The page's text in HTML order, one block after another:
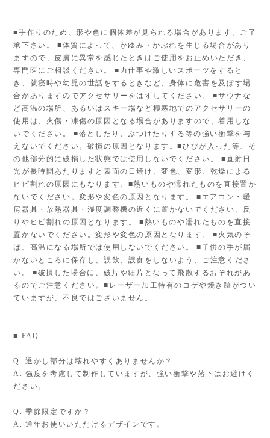
------------------------------------------
■手作りのため、形や色に個体差が見られる場合があります。ご了
承下さい。 ■体質によって、かゆみ・かぶれを生じる場合があり
ますので、皮膚に異常を感じたときはご使用をお止めいただき、
専門医にご相談ください。 ■力仕事や激しいスポーツをすると
き、就寝時や幼児の世話をするときなど、身体に危害を及ぼす場
合がありますのでアクセサリーをはずしてください。 ■サウナな
ど高温の場所、あるいはスキー場など極寒地でのアクセサリーの
使用は、火傷・凍傷の原因となる場合がありますので、着用しな
いでください。 ■落としたり、ぶつけたりする等の強い衝撃を与
えないでください。破損の原因となります。■ひびが入った等、そ
の他部分的に破損した状態では使用しないでください。 ■直射日
光が長時間あたりますと表面の日焼け、変色、変形、乾燥による
ヒビ割れの原因にもなります。■熱いものや濡れたものを直接置か
ないでください。変形や変色の原因となります。 ■エアコン・暖
房器具・放熱器具・湿度調整機の近くに置かないでください。反
りやヒビ割れの原因となります。 ■熱いものや濡れたものを直接
置かないでください。変形や変色の原因となります。 ■火気のそ
ば、高温になる場所では使用しないでください。 ■子供の手が届
かないところに保存し、誤飲、誤食をしないよう、ご注意くださ
い。 ■破損した場合に、破片や細片となって飛散するおそれがあ
るのでご注意ください。■レーザー加工特有のコゲや焼き跡がつい
ていますが、不良ではございません。
■ FAQ
Q. 透かし部分は壊れやすくありませんか？
A. 強度を考慮して制作していますが、強い衝撃や落下はお避けく
ださい。
Q. 季節限定ですか？
A. 通年お使いいただけるデザインです。